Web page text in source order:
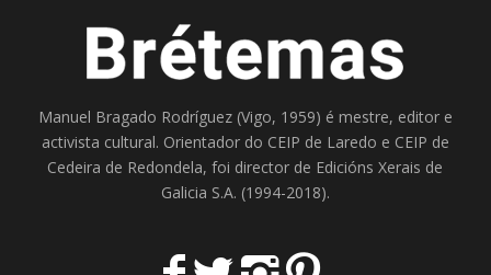
Manuel Bragado Rodríguez (Vigo, 1959) é mestre, editor e
activista cultural. Orientador do CEIP de Laredo e CEIP de
Cedeira de Redondela, foi director de Edicións Xerais de
Galicia S.A. (1994-2018).